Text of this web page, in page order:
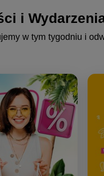
i
w tym tygodniu i